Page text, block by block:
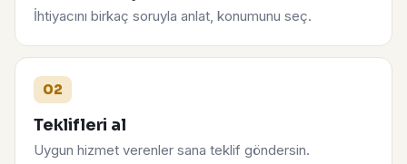
İhtiyacını birkaç soruyla anlat, konumunu seç.
02
Teklifleri al
Uygun hizmet verenler sana teklif göndersin.